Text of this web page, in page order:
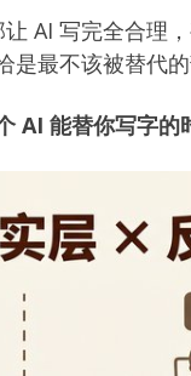
AI 写完全合理
最不该被替代的
AI 能替你写字的